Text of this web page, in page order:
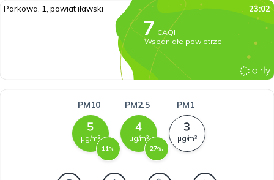
Parkowa, 1, powiat iławski 23:02
CAQI
Wspaniałe powietrze!
PM10
µg/m³
%
PM2.5
µg/m³
%
PM1
µg/m³